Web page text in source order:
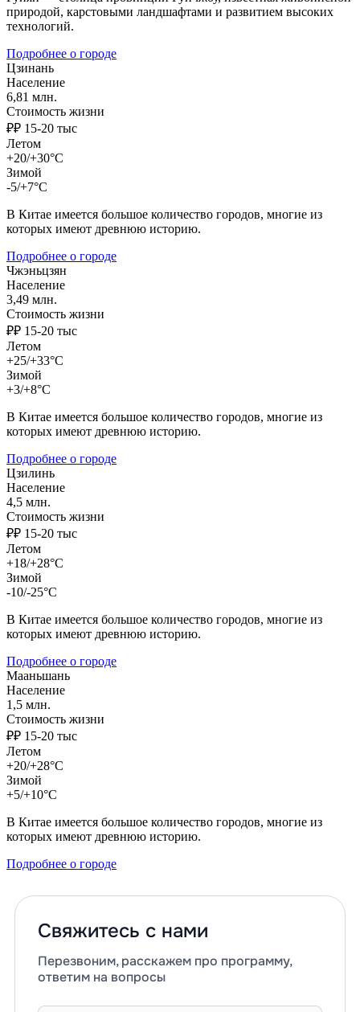
природой, карстовыми ландшафтами и развитием высоких
технологий.
Подробнее о городе
Цзинань
Население
6,81 млн.
Стоимость жизни
₽₽ 15-20 тыс
Летом
+20/+30°C
Зимой
-5/+7°C
В Китае имеется большое количество городов, многие из
которых имеют древнюю историю.
Подробнее о городе
Чжэньцзян
Население
3,49 млн.
Стоимость жизни
₽₽ 15-20 тыс
Летом
+25/+33°C
Зимой
+3/+8°C
В Китае имеется большое количество городов, многие из
которых имеют древнюю историю.
Подробнее о городе
Цзилинь
Население
4,5 млн.
Стоимость жизни
₽₽ 15-20 тыс
Летом
+18/+28°C
Зимой
-10/-25°C
В Китае имеется большое количество городов, многие из
которых имеют древнюю историю.
Подробнее о городе
Мааньшань
Население
1,5 млн.
Стоимость жизни
₽₽ 15-20 тыс
Летом
+20/+28°C
Зимой
+5/+10°C
В Китае имеется большое количество городов, многие из
которых имеют древнюю историю.
Подробнее о городе
Свяжитесь с нами
Перезвоним, расскажем про программу,
ответим на вопросы